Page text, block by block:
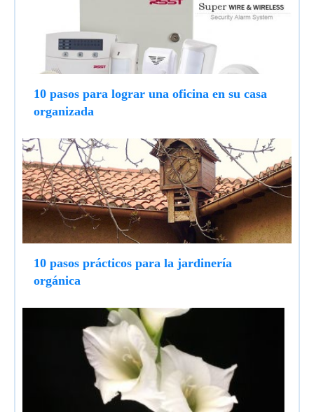
10 pasos para lograr una oficina en su casa
organizada
10 pasos prácticos para la jardinería
orgánica